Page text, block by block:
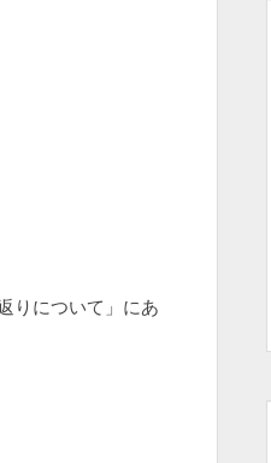
りについて」にあ